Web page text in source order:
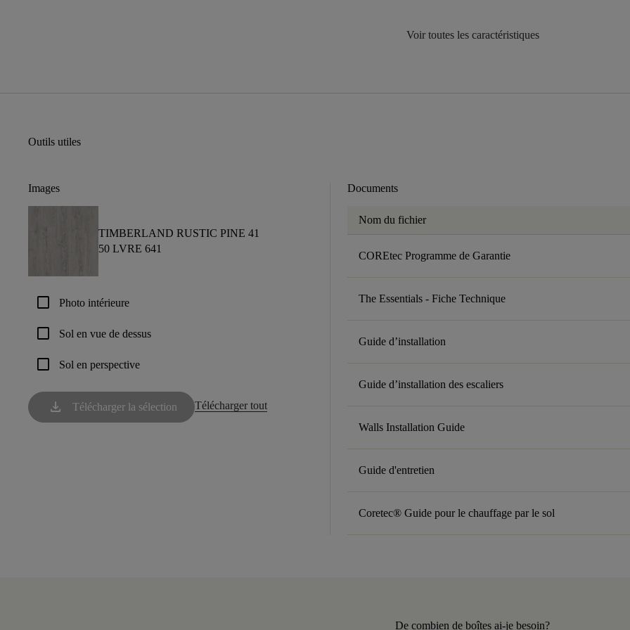
Voir toutes les caractéristiques
Outils utiles
Images
TIMBERLAND RUSTIC PINE 41
50 LVRE 641
check_box_outline_blank Photo intérieure
check_box_outline_blank Sol en vue de dessus
check_box_outline_blank Sol en perspective
download Télécharger la sélection Télécharger tout
Documents
Nom du fichier
COREtec Programme de Garantie
The Essentials - Fiche Technique
Guide d’installation
Guide d’installation des escaliers
Walls Installation Guide
Guide d'entretien
Coretec® Guide pour le chauffage par le sol
De combien de boîtes ai-je besoin?